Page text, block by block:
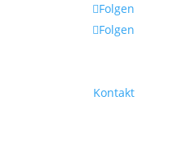
Folgen
Folgen
Kontakt